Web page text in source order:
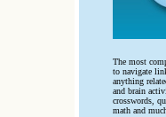
The most
to navigate
anything
and brain
crosswords,
math and